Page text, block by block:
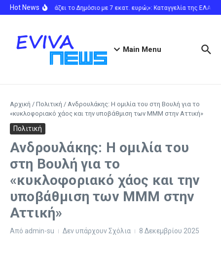
Μετάβαση στο περιεχόμενο
Hot News«Τι αγοράζει το Δημόσιο με 7 εκατ. ευρώ;»: Καταγγελία της ΕΛΑΣ
Main Menu
Αρχική / Πολιτική / Ανδρουλάκης: Η ομιλία του στη Βουλή για το
«κυκλοφοριακό χάος και την υποβάθμιση των ΜΜΜ στην Αττική»
Πολιτική
Ανδρουλάκης: Η ομιλία του
στη Βουλή για το
«κυκλοφοριακό χάος και την
υποβάθμιση των ΜΜΜ στην
Αττική»
Από admin-su Δεν υπάρχουν Σχόλια 8 Δεκεμβρίου 2025